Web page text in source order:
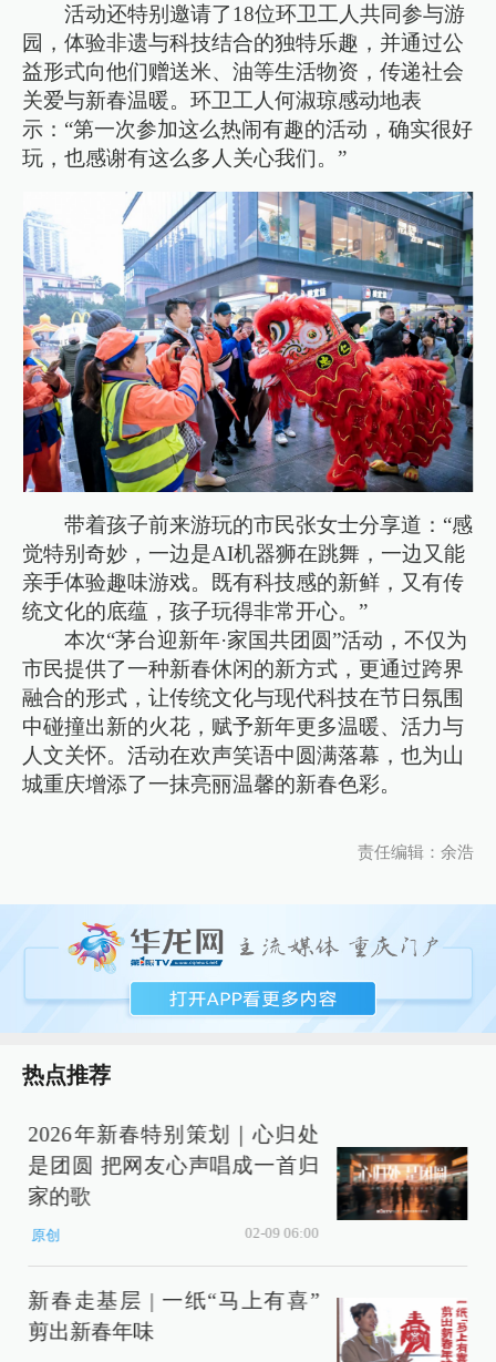
活动还特别邀请了18位环卫工人共同参与游
园，体验非遗与科技结合的独特乐趣，并通过公
益形式向他们赠送米、油等生活物资，传递社会
关爱与新春温暖。环卫工人何淑琼感动地表
示：“第一次参加这么热闹有趣的活动，确实很好
玩，也感谢有这么多人关心我们。”
带着孩子前来游玩的市民张女士分享道：“感
觉特别奇妙，一边是AI机器狮在跳舞，一边又能
亲手体验趣味游戏。既有科技感的新鲜，又有传
统文化的底蕴，孩子玩得非常开心。”
本次“茅台迎新年·家国共团圆”活动，不仅为
市民提供了一种新春休闲的新方式，更通过跨界
融合的形式，让传统文化与现代科技在节日氛围
中碰撞出新的火花，赋予新年更多温暖、活力与
人文关怀。活动在欢声笑语中圆满落幕，也为山
城重庆增添了一抹亮丽温馨的新春色彩。
责任编辑：余浩
热点推荐
2026年新春特别策划｜心归处
是团圆 把网友心声唱成一首归
家的歌
原创 02-09 06:00
新春走基层 | 一纸“马上有喜”
剪出新春年味